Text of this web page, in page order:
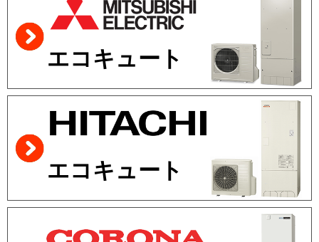
エコキュート
エコキュート